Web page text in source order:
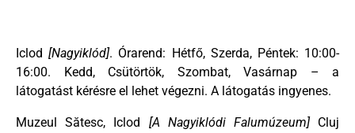
Iclod[Nagyiklód]. Órarend: Hétfő, Szerda, Péntek: 10:00-
16:00. Kedd, Csütörtök, Szombat, Vasárnap – a
látogatást kérésre el lehet végezni. A látogatás ingyenes.
Muzeul Sătesc, Iclod [A Nagyiklódi Falumúzeum] Cluj